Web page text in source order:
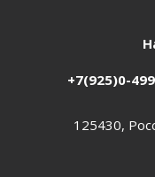
+7(925)0-
125430,